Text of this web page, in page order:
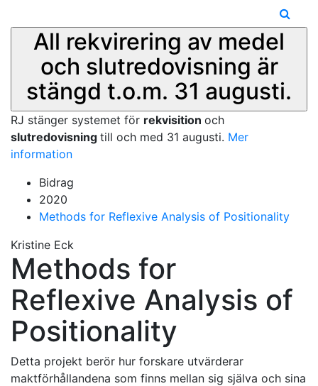
All rekvirering av medel
och slutredovisning är
stängd t.o.m. 31 augusti.
RJ stänger systemet för rekvisition och
slutredovisning till och med 31 augusti. Mer
information
Bidrag
2020
Methods for Reflexive Analysis of Positionality
Kristine Eck
Methods for
Reflexive Analysis of
Positionality
Detta projekt berör hur forskare utvärderar
maktförhållandena som finns mellan sig själva och sina